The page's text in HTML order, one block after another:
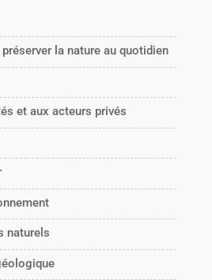
la nature au quotidien
et aux acteurs privés
naturels